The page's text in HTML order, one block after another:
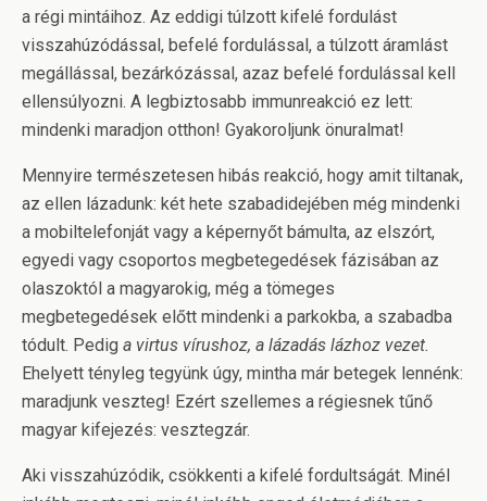
a régi mintáihoz. Az eddigi túlzott kifelé fordulást
visszahúzódással, befelé fordulással, a túlzott áramlást
megállással, bezárkózással, azaz befelé fordulással kell
ellensúlyozni. A legbiztosabb immunreakció ez lett:
mindenki maradjon otthon! Gyakoroljunk önuralmat!
Mennyire természetesen hibás reakció, hogy amit tiltanak,
az ellen lázadunk: két hete szabadidejében még mindenki
a mobiltelefonját vagy a képernyőt bámulta, az elszórt,
egyedi vagy csoportos megbetegedések fázisában az
olaszoktól a magyarokig, még a tömeges
megbetegedések előtt mindenki a parkokba, a szabadba
tódult. Pedig a virtus vírushoz, a lázadás lázhoz vezet.
Ehelyett tényleg tegyünk úgy, mintha már betegek lennénk:
maradjunk veszteg! Ezért szellemes a régiesnek tűnő
magyar kifejezés: vesztegzár.
Aki visszahúzódik, csökkenti a kifelé fordultságát. Minél